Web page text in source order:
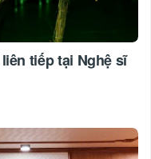
tiếp tại Nghệ sĩ